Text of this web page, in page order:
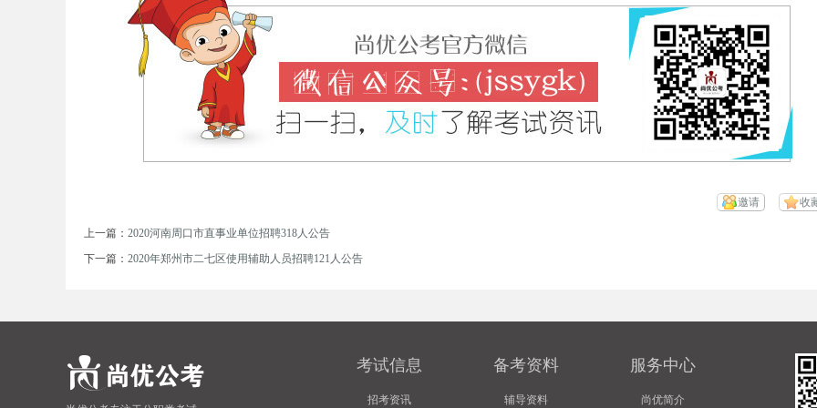
收
邀请
上一篇： 2020河南周口市直事业单位招聘318人公告
下一篇： 2020年郑州市二七区使用辅助人员招聘121人公告
考试信息
招考资讯
备考资料
辅导资料
服务中心
尚优简介